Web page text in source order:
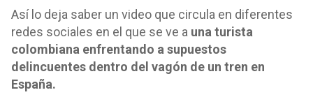
Así lo deja saber un video que circula en diferentes
redes sociales en el que se ve a una turista
colombiana enfrentando a supuestos
delincuentes dentro del vagón de un tren en
España.